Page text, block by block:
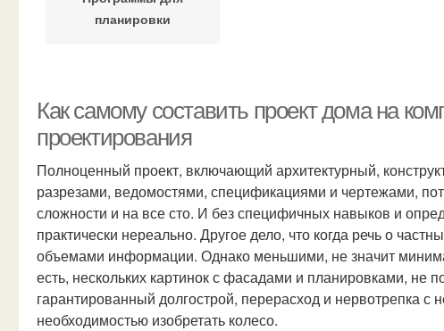
планировки
Как самому составить проект дома на
проектирования
Полноценный проект, включающий архитектурный,
разрезами, ведомостями, спецификациями и чертежами,
сложности и на все сто. И без специфичных навыков и
практически нереально. Другое дело, что когда речь о
объемами информации. Однако меньшими, не значит
есть, нескольких картинок с фасадами и планировками, не
гарантированный долгострой, перерасход и нервотрепка с
необходимостью изобретать колесо.